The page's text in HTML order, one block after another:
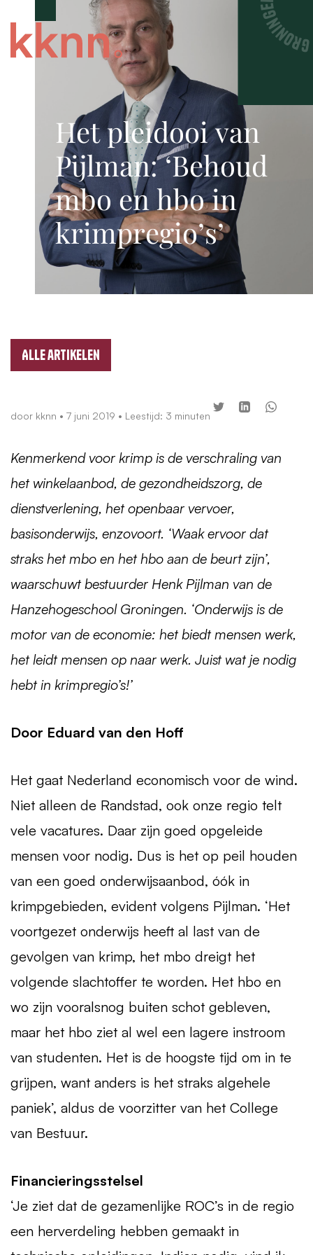
Het pleidooi van
Pijlman: ‘Behoud
mbo en hbo in
krimpregio’s’
Alle artikelen
door kknn • 7 juni 2019 • Leestijd: 3 minuten
Kenmerkend voor krimp is de verschraling van
het winkelaanbod, de gezondheidszorg, de
dienstverlening, het openbaar vervoer,
basisonderwijs, enzovoort. ‘Waak ervoor dat
straks het mbo en het hbo aan de beurt zijn’,
waarschuwt bestuurder Henk Pijlman van de
Hanzehogeschool Groningen. ‘Onderwijs is de
motor van de economie: het biedt mensen werk,
het leidt mensen op naar werk. Juist wat je nodig
hebt in krimpregio’s!’
Door Eduard van den Hoff
Het gaat Nederland economisch voor de wind.
Niet alleen de Randstad, ook onze regio telt
vele vacatures. Daar zijn goed opgeleide
mensen voor nodig. Dus is het op peil houden
van een goed onderwijsaanbod, óók in
krimpgebieden, evident volgens Pijlman. ‘Het
voortgezet onderwijs heeft al last van de
gevolgen van krimp, het mbo dreigt het
volgende slachtoffer te worden. Het hbo en
wo zijn vooralsnog buiten schot gebleven,
maar het hbo ziet al wel een lagere instroom
van studenten. Het is de hoogste tijd om in te
grijpen, want anders is het straks algehele
paniek’, aldus de voorzitter van het College
van Bestuur.
Financieringsstelsel
‘Je ziet dat de gezamenlijke ROC’s in de regio
een herverdeling hebben gemaakt in